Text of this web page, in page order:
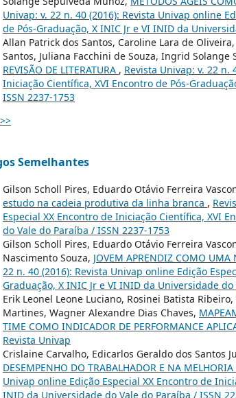
Univap: v. 22 n. 40 (2016): Revista Univap online
de Pós-Graduação, X INIC Jr e VI INID da
Allan Patrick dos Santos, Caroline Lara de
Santos, Juliana Facchini de Souza, Ingrid Solange
REVISÃO DE LITERATURA , Revista Univap: v. 22 n.
Iniciação Científica, XVI Encontro de Pós-
ISSN 2237-1753
>>
Semelhantes
Gilson Scholl Pires, Eduardo Otávio Ferreira
estudo na cadeia produtiva da linha branca ,
Especial XX Encontro de Iniciação Científica, XVI
do Vale do Paraíba / ISSN 2237-1753
Gilson Scholl Pires, Eduardo Otávio Ferreira
Nascimento Souza, JOVEM APRENDIZ COMO UMA
22 n. 40 (2016): Revista Univap online Edição
Graduação, X INIC Jr e VI INID da Universidade
Erik Leonel Leone Luciano, Rosinei Batista
Martines, Wagner Alexandre Dias Chaves,
TIME COMO INDICADOR DE PERFORMANCE
Revista Univap
Crislaine Carvalho, Edicarlos Geraldo dos Santos
DESEMPENHO DO TRABALHADOR E NA
Univap online Edição Especial XX Encontro de
INID da Universidade do Vale do Paraíba / ISSN